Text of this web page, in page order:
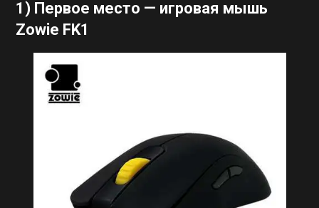
1) Первое место — игровая мышь
Zowie FK1